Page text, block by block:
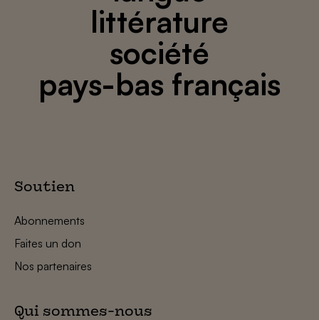
littérature
société
pays-bas français
Soutien
Abonnements
Faites un don
Nos partenaires
Qui sommes-nous